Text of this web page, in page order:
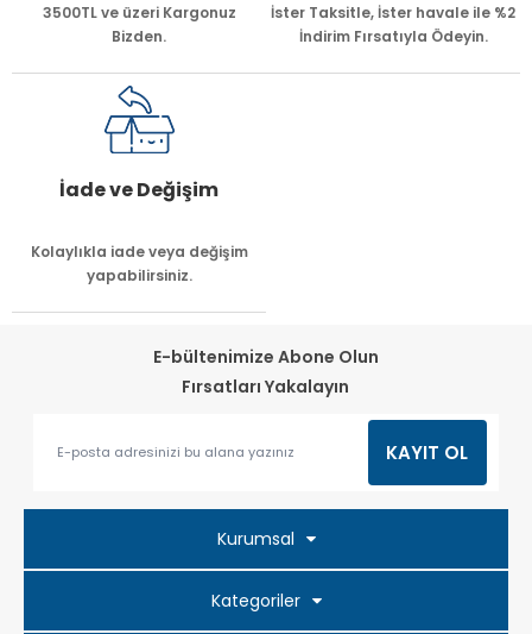
3500TL ve üzeri Kargonuz
Bizden.
İster Taksitle, İster havale ile %2
İndirim Fırsatıyla Ödeyin.
İade ve Değişim
Kolaylıkla iade veya değişim
yapabilirsiniz.
E-bültenimize Abone Olun
Fırsatları Yakalayın
Kurumsal
Kategoriler